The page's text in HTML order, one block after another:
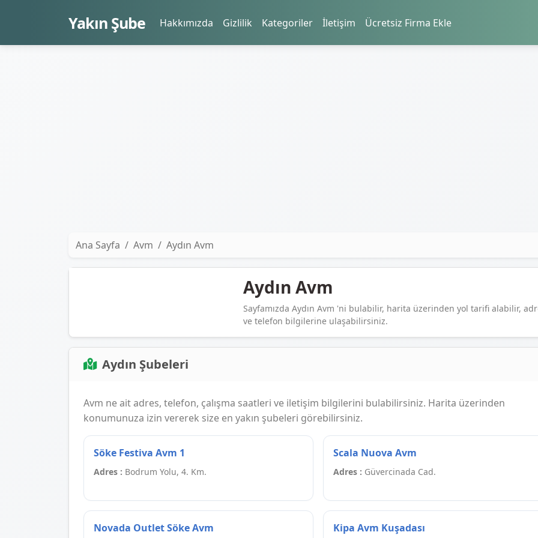
Yakın Şube Hakkımızda Gizlilik Kategoriler İletişim Ücretsiz Firma Ekle
Ana Sayfa Avm Aydın Avm
Aydın Avm
Sayfamızda Aydın Avm 'ni bulabilir, harita üzerinden yol tarifi alabilir,
ve telefon bilgilerine ulaşabilirsiniz.
Aydın Şubeleri
Avm ne ait adres, telefon, çalışma saatleri ve iletişim bilgilerini bulabilirsiniz. Harita üzerinden
konumunuza izin vererek size en yakın şubeleri görebilirsiniz.
Söke Festiva Avm 1
Adres : Bodrum Yolu, 4. Km.
Scala Nuova Avm
Adres : Güvercinada Cad.
Novada Outlet Söke Avm Kipa Avm Kuşadası